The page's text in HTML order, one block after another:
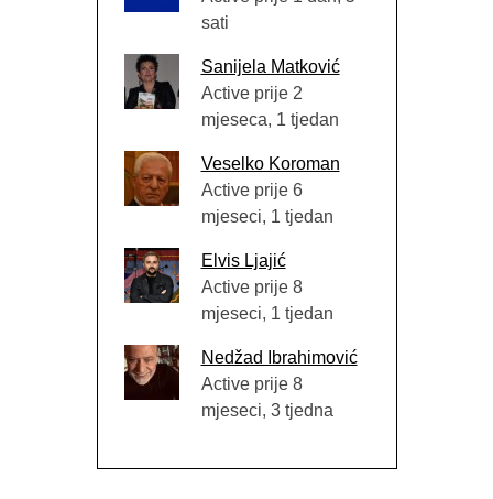
sati
Sanijela Matković
Active prije 2
mjeseca, 1 tjedan
Veselko Koroman
Active prije 6
mjeseci, 1 tjedan
Elvis Ljajić
Active prije 8
mjeseci, 1 tjedan
Nedžad Ibrahimović
Active prije 8
mjeseci, 3 tjedna